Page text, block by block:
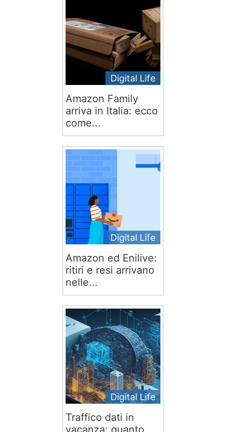
Digital Life
Amazon Family
arriva in Italia: ecco
come...
Digital Life
Amazon ed Enilive:
ritiri e resi arrivano
nelle...
Digital Life
Traffico dati in
vacanza: quanto